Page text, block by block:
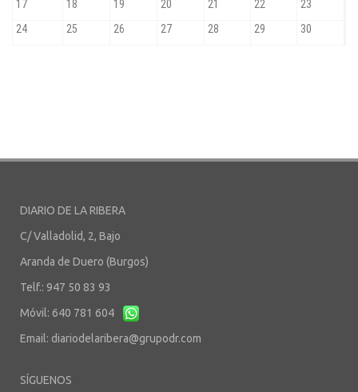
DIARIO DE LA RIBERA
C/ Valladolid, 2, Bajo
Aranda de Duero (Burgos)
Telf.: 947 50 83 93
Móvil: 640 781 604
Email: diariodelaribera@grupodr.com
SÍGUENOS